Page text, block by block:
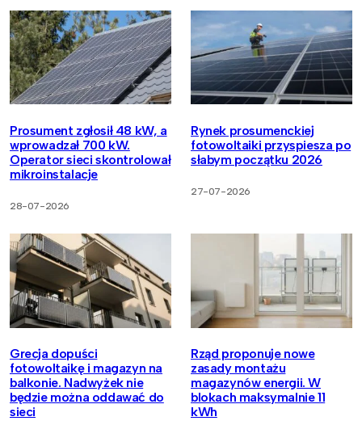
Prosument zgłosił 48 kW, a
wprowadzał 700 kW.
Operator sieci skontrolował
mikroinstalacje
28-07-2026
Rynek prosumenckiej
fotowoltaiki przyspiesza po
słabym początku 2026
27-07-2026
Grecja dopuści
fotowoltaikę i magazyn na
balkonie. Nadwyżek nie
będzie można oddawać do
sieci
Rząd proponuje nowe
zasady montażu
magazynów energii. W
blokach maksymalnie 11
kWh